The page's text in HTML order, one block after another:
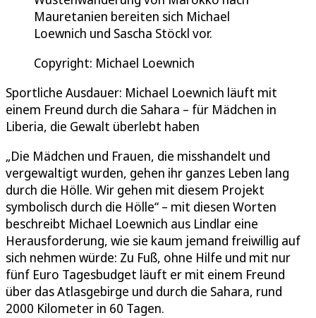
Mauretanien bereiten sich Michael
Loewnich und Sascha Stöckl vor.
Copyright: Michael Loewnich
Sportliche Ausdauer: Michael Loewnich läuft mit
einem Freund durch die Sahara – für Mädchen in
Liberia, die Gewalt überlebt haben
„Die Mädchen und Frauen, die misshandelt und
vergewaltigt wurden, gehen ihr ganzes Leben lang
durch die Hölle. Wir gehen mit diesem Projekt
symbolisch durch die Hölle“ – mit diesen Worten
beschreibt Michael Loewnich aus Lindlar eine
Herausforderung, wie sie kaum jemand freiwillig auf
sich nehmen würde: Zu Fuß, ohne Hilfe und mit nur
fünf Euro Tagesbudget läuft er mit einem Freund
über das Atlasgebirge und durch die Sahara, rund
2000 Kilometer in 60 Tagen.